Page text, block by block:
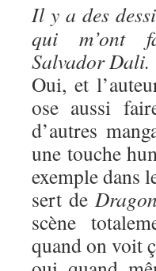
Il y a des
qui m’ont
Salvador Dali.
Oui, et
ose aussi
d’autres
une touche
exemple dans
sert de
scène
quand on voit